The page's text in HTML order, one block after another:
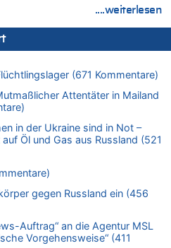
in Marcinelle – Meloni:
Geste“
mehr Freiheit – oder nur
zu
in Marcinelle – Meloni:
Geste“
zu
EuroMillions und gewinnt
zu
Geste“
....weiterlesen
(671 Kommentare)
Attentäter in Mailand
in der Ukraine sind in Not –
Öl und Gas aus Russland (521
gegen Russland ein (456
Auftrag“ an die Agentur MSL
Vorgehensweise“ (411